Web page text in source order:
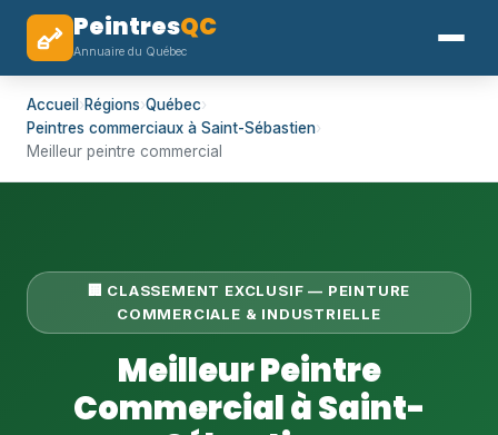
PeintresQC
Annuaire du Québec
Accueil ›Régions›Québec›
Peintres commerciaux à Saint-Sébastien›
Meilleur peintre commercial
🏢 CLASSEMENT EXCLUSIF — PEINTURE
COMMERCIALE & INDUSTRIELLE
Meilleur Peintre
Commercial à Saint-